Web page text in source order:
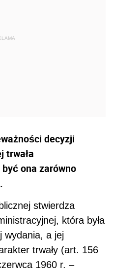
decyzji
trwała
ona zarówno
stwierdza
która była
wydania, a jej
trwały (art. 156
1960 r. –